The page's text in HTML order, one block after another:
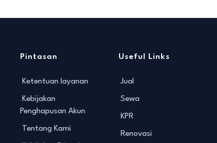
Pintasan
Ketentuan layanan
Kebijakan
Penghapusan Akun
Tentang Kami
Useful Links
Jual
Sewa
KPR
Renovasi